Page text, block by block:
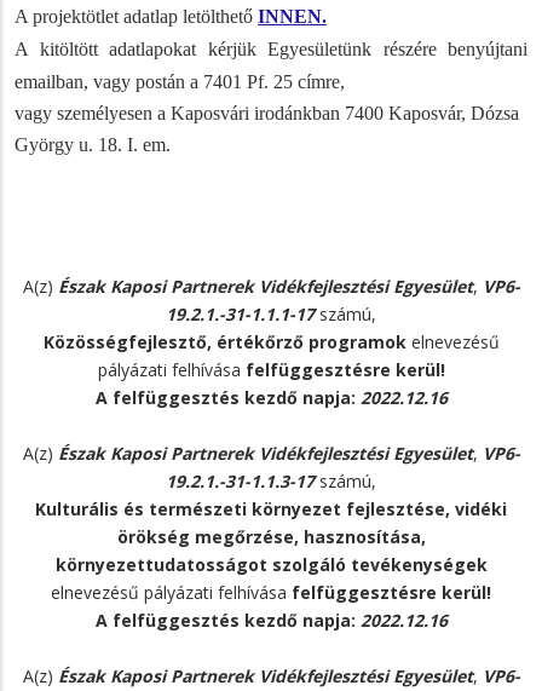
A projektötlet adatlap letölthető INNEN.
A kitöltött adatlapokat kérjük Egyesületünk részére benyújtani
emailban, vagy postán a 7401 Pf. 25 címre,
vagy személyesen a Kaposvári irodánkban 7400 Kaposvár, Dózsa
György u. 18. I. em.
A(z) Észak Kaposi Partnerek Vidékfejlesztési Egyesület, VP6-
19.2.1.-31-1.1.1-17számú,
Közösségfejlesztő, értékőrző programok elnevezésű
pályázati felhívása felfüggesztésre kerül!
A felfüggesztés kezdő napja: 2022.12.16
A(z) Észak Kaposi Partnerek Vidékfejlesztési Egyesület, VP6-
19.2.1.-31-1.1.3-17számú,
Kulturális és természeti környezet fejlesztése, vidéki
örökség megőrzése, hasznosítása,
környezettudatosságot szolgáló tevékenységek
elnevezésű pályázati felhívása felfüggesztésre kerül!
A felfüggesztés kezdő napja: 2022.12.16
A(z) Észak Kaposi Partnerek Vidékfejlesztési Egyesület, VP6-